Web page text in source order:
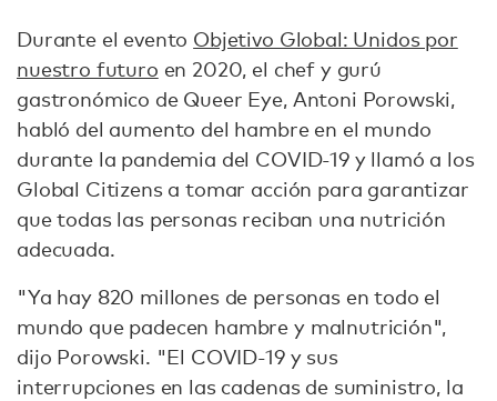
Durante el evento Objetivo Global: Unidos por
nuestro futuro en 2020, el chef y gurú
gastronómico de Queer Eye, Antoni Porowski,
habló del aumento del hambre en el mundo
durante la pandemia del COVID-19 y llamó a los
Global Citizens a tomar acción para garantizar
que todas las personas reciban una nutrición
adecuada.
"Ya hay 820 millones de personas en todo el
mundo que padecen hambre y malnutrición",
dijo Porowski. "El COVID-19 y sus
interrupciones en las cadenas de suministro, la